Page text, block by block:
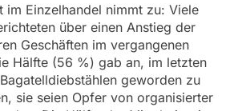
im Einzelhandel nimmt zu: Viele
über einen Anstieg der
Geschäften im vergangenen
Hälfte (56 %) gab an, im letzten
geworden zu
sie seien Opfer von organisierter